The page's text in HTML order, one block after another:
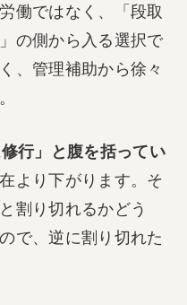
働ではなく、「段取
の側から入る選択で
、管理補助から徐々
行」と腹を括ってい
より下がります。そ
割り切れるかどう
で、逆に割り切れた